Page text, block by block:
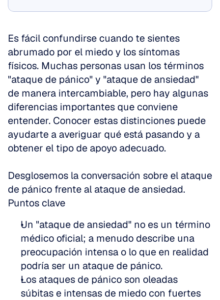
Es fácil confundirse cuando te sientes
abrumado por el miedo y los síntomas
físicos. Muchas personas usan los términos
"ataque de pánico" y "ataque de ansiedad"
de manera intercambiable, pero hay algunas
diferencias importantes que conviene
entender. Conocer estas distinciones puede
ayudarte a averiguar qué está pasando y a
obtener el tipo de apoyo adecuado.
Desglosemos la conversación sobre el ataque
de pánico frente al ataque de ansiedad.
Puntos clave
Un "ataque de ansiedad" no es un término
médico oficial; a menudo describe una
preocupación intensa o lo que en realidad
podría ser un ataque de pánico.
Los ataques de pánico son oleadas
súbitas e intensas de miedo con fuertes